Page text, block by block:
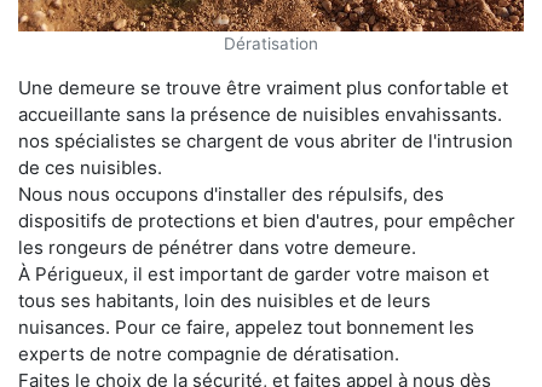
Dératisation
Une demeure se trouve être vraiment plus confortable et
accueillante sans la présence de nuisibles envahissants.
nos spécialistes se chargent de vous abriter de l'intrusion
de ces nuisibles.
Nous nous occupons d'installer des répulsifs, des
dispositifs de protections et bien d'autres, pour empêcher
les rongeurs de pénétrer dans votre demeure.
À Périgueux, il est important de garder votre maison et
tous ses habitants, loin des nuisibles et de leurs
nuisances. Pour ce faire, appelez tout bonnement les
experts de notre compagnie de dératisation.
Faites le choix de la sécurité, et faites appel à nous dès